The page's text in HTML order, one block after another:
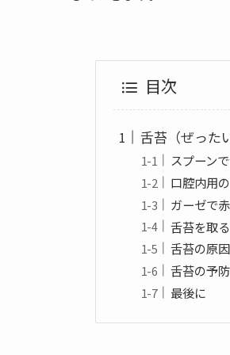
目次
舌苔（ぜった
スプーン
口腔内用
ガーゼで
舌苔を取
舌苔の原
舌苔の予
最後に